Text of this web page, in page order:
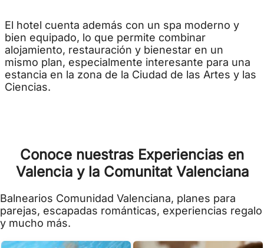
El hotel cuenta además con un spa moderno y
bien equipado, lo que permite combinar
alojamiento, restauración y bienestar en un
mismo plan, especialmente interesante para una
estancia en la zona de la Ciudad de las Artes y las
Ciencias.
Conoce nuestras Experiencias en
Valencia y la Comunitat Valenciana
Balnearios Comunidad Valenciana, planes para
parejas, escapadas románticas, experiencias regalo
y mucho más.